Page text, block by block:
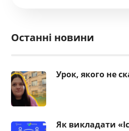
Останні новини
Урок, якого не
Як викладати